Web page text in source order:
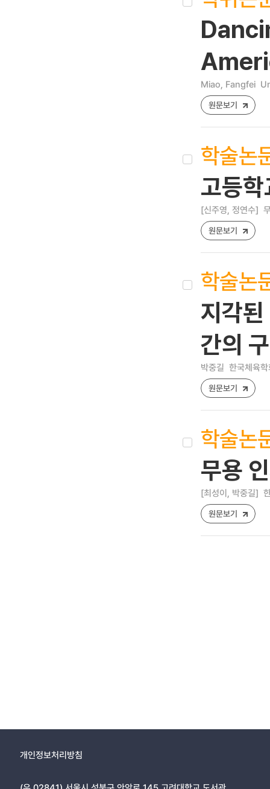
Miao, Fangfei
원문보기
학술논
고등
[신주영, 정연수]
원문보기
학술논
지각
간의
박중길 한국체육
원문보기
학술논
무용
[최성이, 박중길]
원문보기
개인정보처리방침